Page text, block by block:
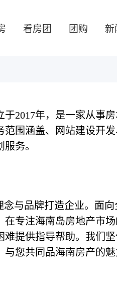
看房团 团购 新
2017年，是一家从事
围涵盖、网站建设开
务。
与品牌打造企业。面
专注海南岛房地产市
提供指导帮助。我们
您共同品海南房产的魅